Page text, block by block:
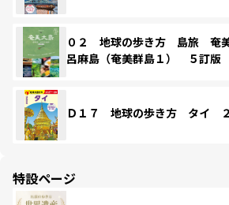
０２ 地球の歩き方 島旅 奄
呂麻島（奄美群島１） ５訂版
Ｄ１７ 地球の歩き方 タイ ２
特設ページ